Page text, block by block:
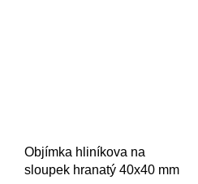
Objímka hliníkova na
sloupek hranatý 40x40 mm